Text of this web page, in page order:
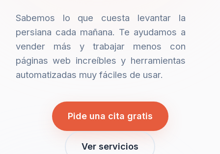
Sabemos lo que cuesta levantar la
persiana cada mañana. Te ayudamos a
vender más y trabajar menos con
páginas web increíbles y herramientas
automatizadas muy fáciles de usar.
Pide una cita gratis
Ver servicios